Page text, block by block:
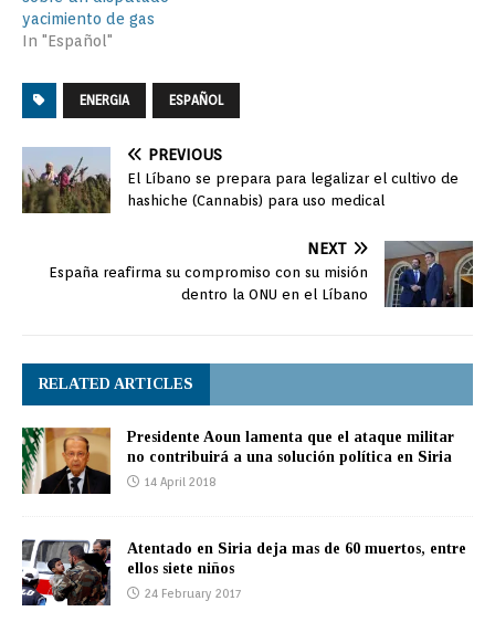
yacimiento de gas
In "Español"
ENERGIA ESPAÑOL
PREVIOUS
El Líbano se prepara para legalizar el cultivo de
hashiche (Cannabis) para uso medical
NEXT
España reafirma su compromiso con su misión
dentro la ONU en el Líbano
RELATED ARTICLES
Presidente Aoun lamenta que el ataque militar
no contribuirá a una solución política en Siria
14 April 2018
Atentado en Siria deja mas de 60 muertos, entre
ellos siete niños
24 February 2017